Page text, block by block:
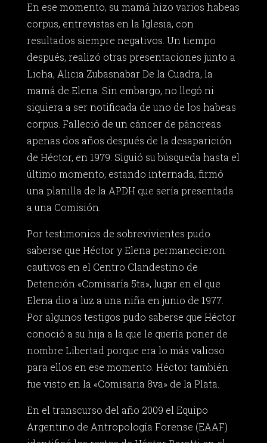
En ese momento, su mamá hizo varios habeas
corpus, entrevistas en la Iglesia, con
resultados siempre negativos. Un tiempo
después, realizó otras presentaciones junto a
Licha, Alicia Zubasnabar De la Cuadra, la
mamá de Elena. Sin embargo, no llegó ni
siquiera a ser notificada de uno de los habeas
corpus. Falleció de un cáncer de páncreas
apenas dos años después de la desaparición
de Héctor, en 1979. Siguió su búsqueda hasta el
último momento, estando internada, firmó
una planilla de la APDH que sería presentada
a una Comisión.
Por testimonios de sobrevivientes pudo
saberse que Héctor y Elena permanecieron
cautivos en el Centro Clandestino de
Detención «Comisaría 5ta», lugar en el que
Elena dio a luz a una niña en junio de 1977.
Por algunos testigos pudo saberse que Héctor
conoció a su hija a la que le quería poner de
nombre Libertad porque era lo más valioso
para ellos en ese momento. Héctor también
fue visto en la «Comisaria 8va» de la Plata.
En el transcurso del año 2009 el Equipo
Argentino de Antropología Forense (EAAF)